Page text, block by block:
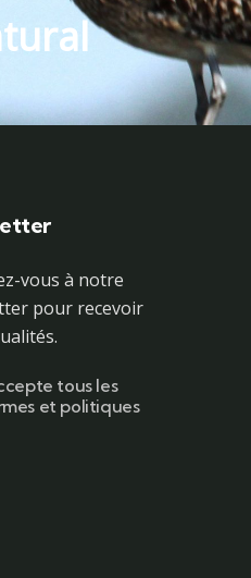
vous à notre
pour recevoir
tous les
et politiques